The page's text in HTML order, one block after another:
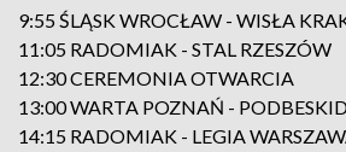
9:55 ŚLĄSK WROCŁAW - WISŁA
11:05 RADOMIAK - STAL RZESZÓW
12:30 CEREMONIA OTWARCIA
13:00 WARTA POZNAŃ -
14:15 RADOMIAK - LEGIA